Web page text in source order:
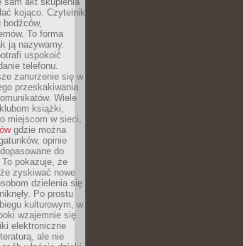
kojąco. Czytelnik
bodźców,
To forma
ją nazywamy.
uspokoić
telefonu.
zanurzenie się w
przeskakiwania
Wiele
książki,
miejscom w sieci,
gdzie można
opinie
do
pokazuje, że
zyskiwać nowe
dzielenia się
Po prostu
kulturowym, w
wzajemnie się
elektroniczne
ale nie